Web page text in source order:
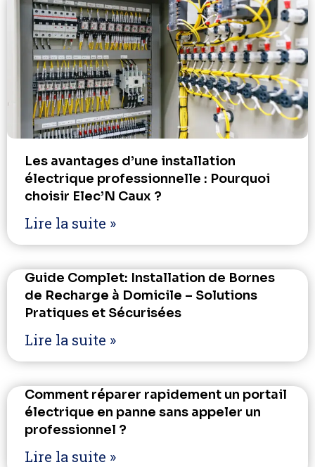
Les avantages d’une installation
électrique professionnelle : Pourquoi
choisir Elec’N Caux ?
Lire la suite »
Guide Complet: Installation de Bornes
de Recharge à Domicile – Solutions
Pratiques et Sécurisées
Lire la suite »
Comment réparer rapidement un portail
électrique en panne sans appeler un
professionnel ?
Lire la suite »